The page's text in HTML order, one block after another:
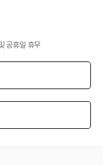
공휴일 휴무